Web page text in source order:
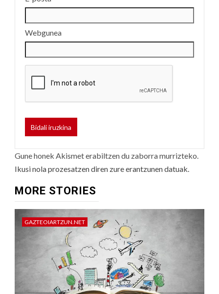
Webgunea
Gune honek Akismet erabiltzen du zaborra murrizteko.
Ikusi nola prozesatzen diren zure erantzunen datuak.
MORE STORIES
GAZTEOIARTZUN.NET